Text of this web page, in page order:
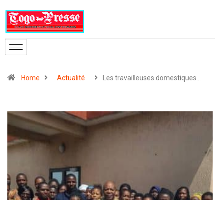
Home Actualité Les travailleuses domestiques…